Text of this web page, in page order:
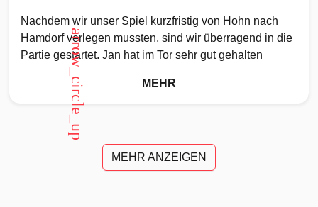
Nachdem wir unser Spiel kurzfristig von Hohn nach
Hamdorf verlegen mussten, sind wir überragend in die
Partie gestartet. Jan hat im Tor sehr gut gehalten
arrow_circle_up MEHR
MEHR ANZEIGEN